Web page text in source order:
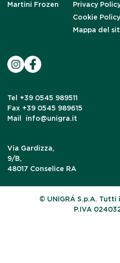
Martini Frozen
Privacy
Cookie Policy
Mappa del
Tel
+39 0545 989511
Fax +39 0545 989615
Mail
info@unigra.it
Via Gardizza,
9/B,
48017 Conselice RA
© UNIGRÁ S.p.A.
P.IVA